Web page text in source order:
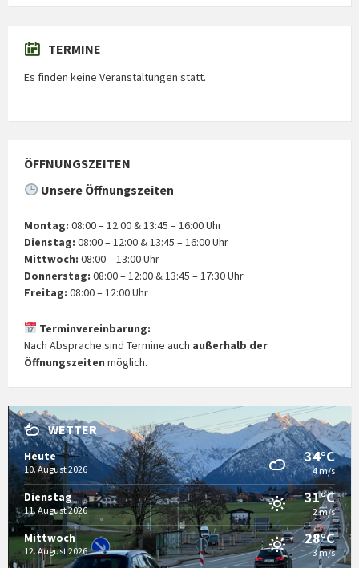
TERMINE
Es finden keine Veranstaltungen statt.
ÖFFNUNGSZEITEN
Unsere Öffnungszeiten
Montag: 08:00 – 12:00 & 13:45 – 16:00 Uhr
Dienstag: 08:00 – 12:00 & 13:45 – 16:00 Uhr
Mittwoch: 08:00 – 13:00 Uhr
Donnerstag: 08:00 – 12:00 & 13:45 – 17:30 Uhr
Freitag: 08:00 – 12:00 Uhr
Terminvereinbarung:
Nach Absprache sind Termine auch außerhalb der
Öffnungszeiten möglich.
WETTER
Heute
10. August 2026
34°C
4 m/s
Dienstag
11. August 2026
31°C
2 m/s
Mittwoch
12. August 2026
28°C
3 m/s